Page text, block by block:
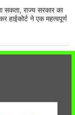
सकता, राज्य सरकार का
ने एक महत्वपूर्ण